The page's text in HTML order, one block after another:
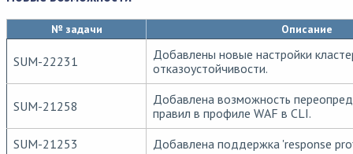
№ задачи Описание
SUM-22231
Добавлены новые настройки
отказоустойчивости.
SUM-21258
Добавлена возможность
правил в профиле WAF в CLI.
SUM-21253
Добавлена поддержка 'response